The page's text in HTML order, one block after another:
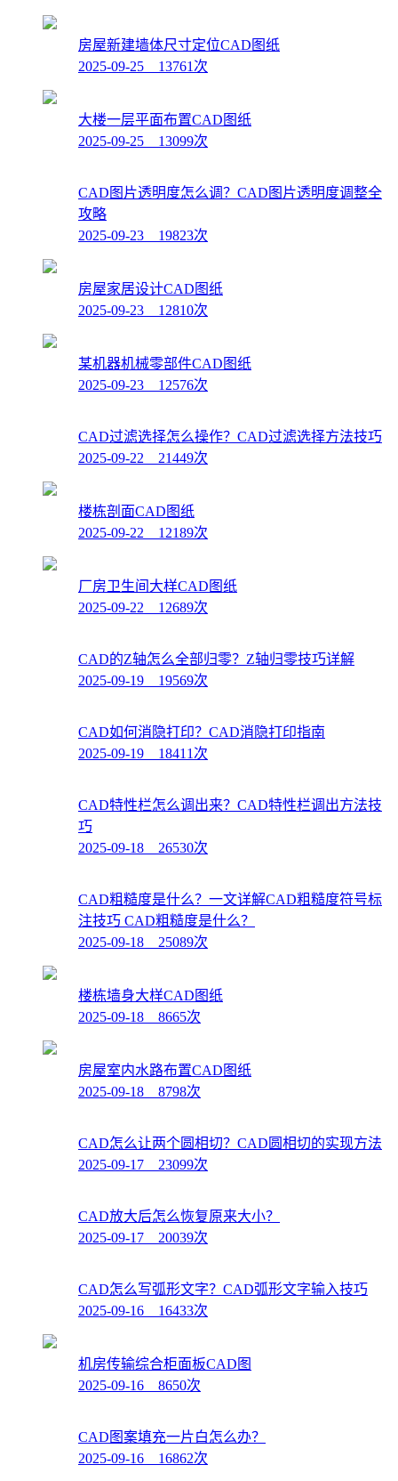
房屋新建墙体尺寸定位CAD图纸
2025-09-25 13761次
大楼一层平面布置CAD图纸
2025-09-25 13099次
CAD图片透明度怎么调？CAD图片透明度调整全
攻略
2025-09-23 19823次
房屋家居设计CAD图纸
2025-09-23 12810次
某机器机械零部件CAD图纸
2025-09-23 12576次
CAD过滤选择怎么操作？CAD过滤选择方法技巧
2025-09-22 21449次
楼栋剖面CAD图纸
2025-09-22 12189次
厂房卫生间大样CAD图纸
2025-09-22 12689次
CAD的Z轴怎么全部归零？Z轴归零技巧详解
2025-09-19 19569次
CAD如何消隐打印？CAD消隐打印指南
2025-09-19 18411次
CAD特性栏怎么调出来？CAD特性栏调出方法技
巧
2025-09-18 26530次
CAD粗糙度是什么？一文详解CAD粗糙度符号标
注技巧 CAD粗糙度是什么？
2025-09-18 25089次
楼栋墙身大样CAD图纸
2025-09-18 8665次
房屋室内水路布置CAD图纸
2025-09-18 8798次
CAD怎么让两个圆相切？CAD圆相切的实现方法
2025-09-17 23099次
CAD放大后怎么恢复原来大小？
2025-09-17 20039次
CAD怎么写弧形文字？CAD弧形文字输入技巧
2025-09-16 16433次
机房传输综合柜面板CAD图
2025-09-16 8650次
CAD图案填充一片白怎么办？
2025-09-16 16862次